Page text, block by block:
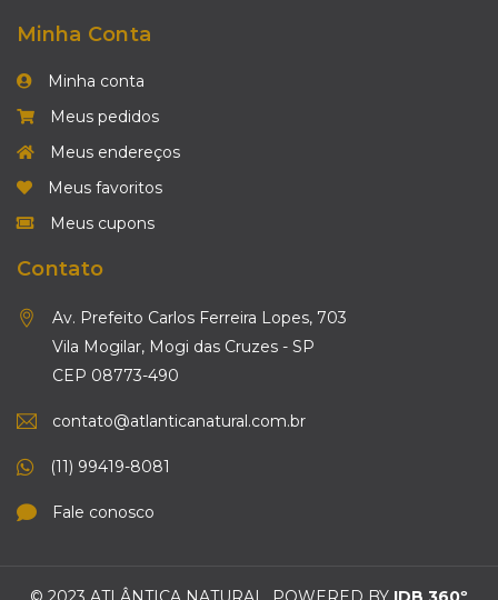
Minha Conta
Minha conta
Meus pedidos
Meus endereços
Meus favoritos
Meus cupons
Contato
Av. Prefeito Carlos Ferreira Lopes, 703
Vila Mogilar, Mogi das Cruzes - SP
CEP 08773-490
contato@atlanticanatural.com.br
(11) 99419-8081
Fale conosco